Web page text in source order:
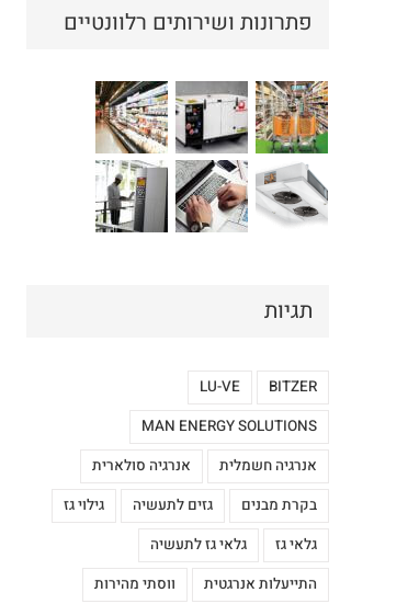
פתרונות ושירותים רלוונטיים
תגיות
BITZER
LU-VE
MAN ENERGY SOLUTIONS
אנרגיה חשמלית
אנרגיה סולארית
בקרת מבנים
גזים לתעשיה
גילוי גז
גלאי גז
גלאי גז לתעשיה
התייעלות אנרגטית
ווסתי מהירות